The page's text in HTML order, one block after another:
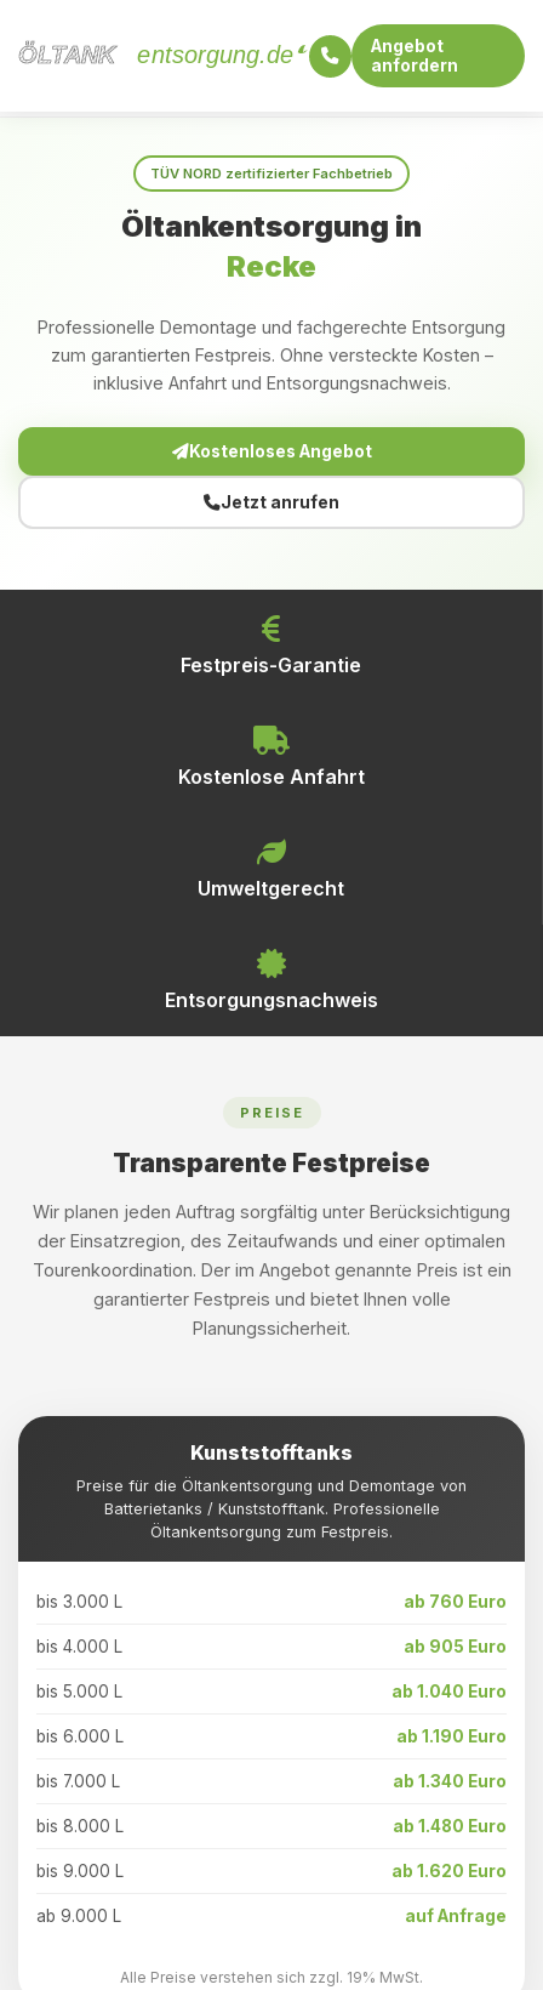
ÖLTANK
ÖLTANK entsorgung.de
Angebot
anfordern
TÜV NORD zertifizierter Fachbetrieb
Öltankentsorgung in
Recke
Professionelle Demontage und fachgerechte Entsorgung
zum garantierten Festpreis. Ohne versteckte Kosten –
inklusive Anfahrt und Entsorgungsnachweis.
Kostenloses Angebot
Jetzt anrufen
Festpreis-Garantie
Kostenlose Anfahrt
Umweltgerecht
Entsorgungsnachweis
PREISE
Transparente Festpreise
Wir planen jeden Auftrag sorgfältig unter Berücksichtigung
der Einsatzregion, des Zeitaufwands und einer optimalen
Tourenkoordination. Der im Angebot genannte Preis ist ein
garantierter Festpreis und bietet Ihnen volle
Planungssicherheit.
Kunststofftanks
Preise für die Öltankentsorgung und Demontage von
Batterietanks / Kunststofftank. Professionelle
Öltankentsorgung zum Festpreis.
bis 3.000 L ab 760 Euro
bis 4.000 L ab 905 Euro
bis 5.000 L ab 1.040 Euro
bis 6.000 L ab 1.190 Euro
bis 7.000 L ab 1.340 Euro
bis 8.000 L ab 1.480 Euro
bis 9.000 L ab 1.620 Euro
ab 9.000 L auf Anfrage
Alle Preise verstehen sich zzgl. 19% MwSt.